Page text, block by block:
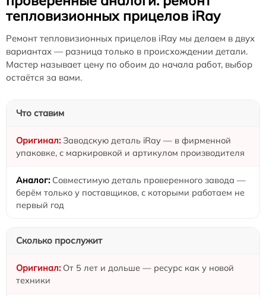
тепловизионных прицелов iRay
Ремонт тепловизионных прицелов iRay мы делаем в двух
вариантах — разница только в происхождении детали.
Мастер называет цену по обоим до начала работ, выбор
остаётся за вами.
Что ставим
Заводскую деталь iRay — в фирменной
упаковке, с маркировкой и артикулом производителя
Совместимую деталь проверенного завода —
берём только у поставщиков, с которыми работаем не
первый год
Сколько прослужит
От 5 лет и дольше — ресурс как у новой
техники